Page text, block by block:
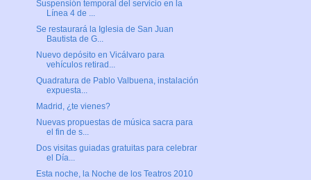
Suspensión temporal del servicio en la
Línea 4 de ...
Se restaurará la Iglesia de San Juan
Bautista de G...
Nuevo depósito en Vicálvaro para
vehículos retirad...
Quadratura de Pablo Valbuena, instalación
expuesta...
Madrid, ¿te vienes?
Nuevas propuestas de música sacra para
el fin de s...
Dos visitas guiadas gratuitas para celebrar
el Día...
Esta noche, la Noche de los Teatros 2010